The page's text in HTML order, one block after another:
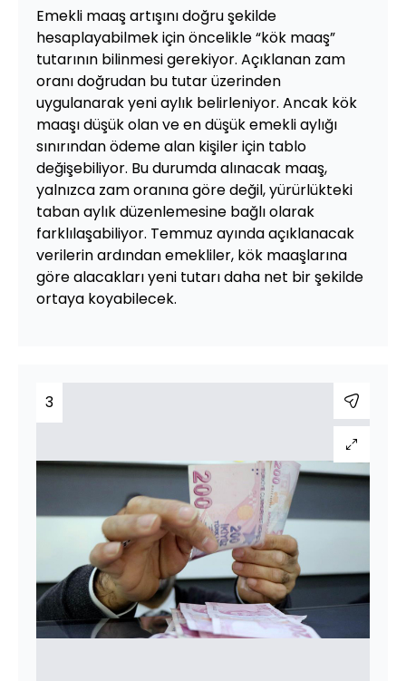
Emekli maaş artışını doğru şekilde
hesaplayabilmek için öncelikle “kök maaş”
tutarının bilinmesi gerekiyor. Açıklanan zam
oranı doğrudan bu tutar üzerinden
uygulanarak yeni aylık belirleniyor. Ancak kök
maaşı düşük olan ve en düşük emekli aylığı
sınırından ödeme alan kişiler için tablo
değişebiliyor. Bu durumda alınacak maaş,
yalnızca zam oranına göre değil, yürürlükteki
taban aylık düzenlemesine bağlı olarak
farklılaşabiliyor. Temmuz ayında açıklanacak
verilerin ardından emekliler, kök maaşlarına
göre alacakları yeni tutarı daha net bir şekilde
ortaya koyabilecek.
3